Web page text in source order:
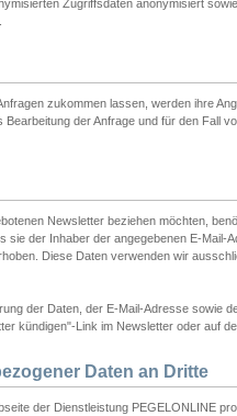
Zugriffsdaten anonymisiert
zukommen lassen, werden ihre
der Anfrage und für den Fall
Newsletter beziehen möchten,
sie der Inhaber der angegebenen E-
Diese Daten verwenden wir
der Daten, der E-Mail-Adresse sowie
kündigen"-Link im Newsletter oder auf
Daten an Dritte
der Dienstleistung PEGELONLINE